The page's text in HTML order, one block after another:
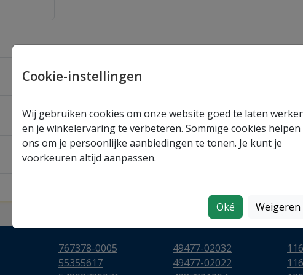
Cookie-instellingen
Wij gebruiken cookies om onze website goed te laten
en je winkelervaring te verbeteren. Sommige cookies helpen
ons om je persoonlijke aanbiedingen te tonen. Je kunt je
voorkeuren altijd aanpassen.
Oké Weigeren
767378-0005
55355617
49477-02032
49477-02022